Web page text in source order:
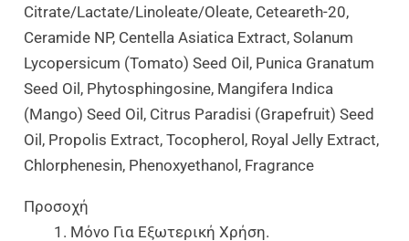
Citrate/Lactate/Linoleate/Oleate, Ceteareth-20,
Ceramide NP, Centella Asiatica Extract, Solanum
Lycopersicum (Tomato) Seed Oil, Punica Granatum
Seed Oil, Phytosphingosine, Mangifera Indica
(Mango) Seed Oil, Citrus Paradisi (Grapefruit) Seed
Oil, Propolis Extract, Tocopherol, Royal Jelly Extract,
Chlorphenesin, Phenoxyethanol, Fragrance
Προσοχή
Μόνο Για Εξωτερική Χρήση.